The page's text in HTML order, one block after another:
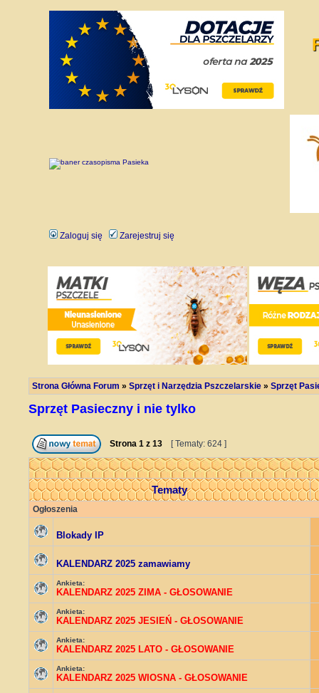
Zaloguj się Zarejestruj się
Strona Główna Forum » Sprzęt i Narzędzia Pszczelarskie » Sprzęt
Sprzęt Pasieczny i nie tylko
Strona 1 z 13 [ Tematy: 624 ]
Tematy
Ogłoszenia
Blokady IP
KALENDARZ 2025 zamawiamy
Ankieta:
KALENDARZ 2025 ZIMA - GŁOSOWANIE
Ankieta:
KALENDARZ 2025 JESIEŃ - GŁOSOWANIE
Ankieta:
KALENDARZ 2025 LATO - GŁOSOWANIE
Ankieta:
KALENDARZ 2025 WIOSNA - GŁOSOWANIE